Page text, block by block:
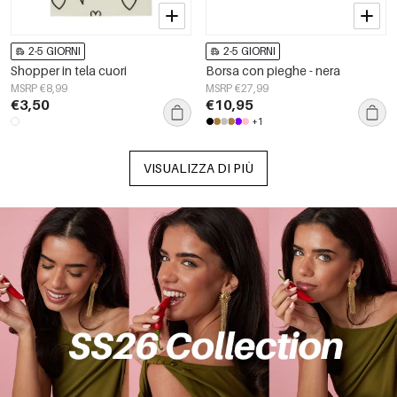
2-5 GIORNI
Shopper in tela cuori
MSRP €8,99
€3,50
2-5 GIORNI
Borsa con pieghe - nera
MSRP €27,99
€10,95
+1
VISUALIZZA DI PIÙ